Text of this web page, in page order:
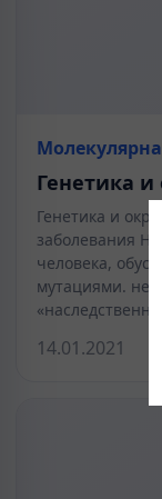
Генетика
Генетика и
заболевания
человека,
мутациями.
14.01.2021